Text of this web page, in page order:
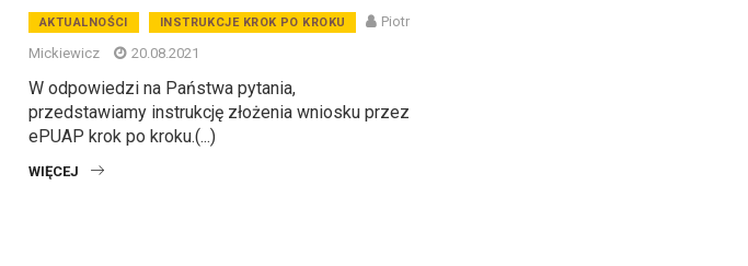
AKTUALNOŚCI INSTRUKCJE KROK PO KROKU
Piotr
Mickiewicz
20.08.2021
W odpowiedzi na Państwa pytania,
przedstawiamy instrukcję złożenia wniosku przez
ePUAP krok po kroku.(...)
WIĘCEJ